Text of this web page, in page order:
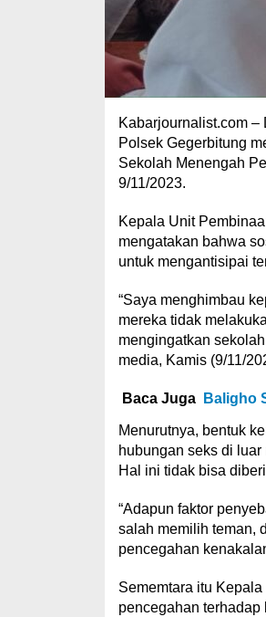
Kabarjournalist.com
Polsek Gegerbitung
Sekolah Menengah
9/11/2023.
Kepala Unit
mengatakan bahwa
untuk mengantisipai
“Saya menghimbau
mereka tidak
mengingatkan
media, Kamis (9/11/
Baca Juga Baligho
Menurutnya, bentuk
hubungan seks di
Hal ini tidak bisa
“Adapun faktor
salah memilih teman,
pencegahan
Sememtara itu
pencegahan